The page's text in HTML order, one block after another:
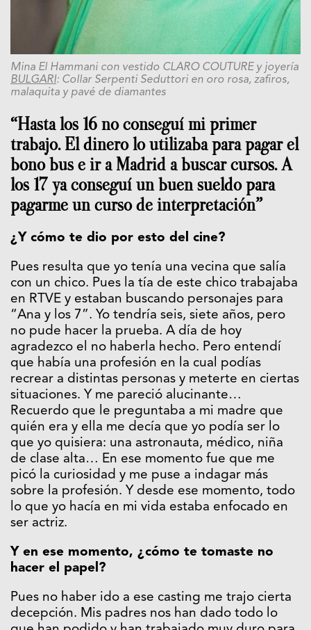
Mina El Hammani con vestido CLARO COUTURE y joyería
BULGARI: Collar Serpenti Seduttori en oro rosa, zafiros,
malaquita y pavé de diamantes
“Hasta los 16 no conseguí mi primer
trabajo. El dinero lo utilizaba para pagar el
bono bus e ir a Madrid a buscar cursos. A
los 17 ya conseguí un buen sueldo para
pagarme un curso de interpretación”
¿Y cómo te dio por esto del cine?
Pues resulta que yo tenía una vecina que salía
con un chico. Pues la tía de este chico trabajaba
en RTVE y estaban buscando personajes para
“Ana y los 7”. Yo tendría seis, siete años, pero
no pude hacer la prueba. A día de hoy
agradezco el no haberla hecho. Pero entendí
que había una profesión en la cual podías
recrear a distintas personas y meterte en ciertas
situaciones. Y me pareció alucinante…
Recuerdo que le preguntaba a mi madre que
quién era y ella me decía que yo podía ser lo
que yo quisiera: una astronauta, médico, niña
de clase alta… En ese momento fue que me
picó la curiosidad y me puse a indagar más
sobre la profesión. Y desde ese momento, todo
lo que yo hacía en mi vida estaba enfocado en
ser actriz.
Y en ese momento, ¿cómo te tomaste no
hacer el papel?
Pues no haber ido a ese casting me trajo cierta
decepción. Mis padres nos han dado todo lo